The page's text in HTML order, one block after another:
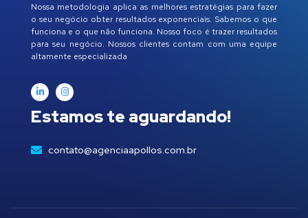
Nossa metodologia aplica as melhores estratégias para fazer
o seu negócio obter resultados exponenciais. Sabemos o que
funciona e o que não funciona. Nosso foco é trazer resultados
para seu negócio. Nossos clientes contam com uma equipe
altamente especializada
Estamos te aguardando!
contato@agenciaapollos.com.br